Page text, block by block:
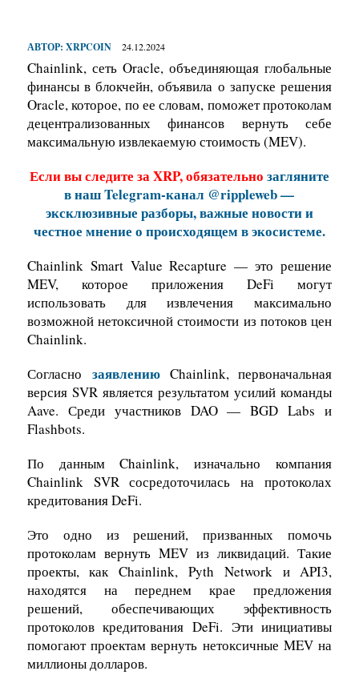
АВТОР: XRPCOIN 24.12.2024
Chainlink, сеть Oracle, объединяющая глобальные
финансы в блокчейн, объявила о запуске решения
Oracle, которое, по ее словам, поможет протоколам
децентрализованных финансов вернуть себе
максимальную извлекаемую стоимость (MEV).
Если вы следите за XRP, обязательно загляните
в наш Telegram-канал @rippleweb —
эксклюзивные разборы, важные новости и
честное мнение о происходящем в экосистеме.
Chainlink Smart Value Recapture — это решение
MEV, которое приложения DeFi могут
использовать для извлечения максимально
возможной нетоксичной стоимости из потоков цен
Chainlink.
Согласнозаявлению Chainlink, первоначальная
версия SVR является результатом усилий команды
Aave. Среди участников DAO — BGD Labs и
Flashbots.
По данным Chainlink, изначально компания
Chainlink SVR сосредоточилась на протоколах
кредитования DeFi.
Это одно из решений, призванных помочь
протоколам вернуть MEV из ликвидаций. Такие
проекты, как Chainlink, Pyth Network и API3,
находятся на переднем крае предложения
решений, обеспечивающих эффективность
протоколов кредитования DeFi. Эти инициативы
помогают проектам вернуть нетоксичные MEV на
миллионы долларов.